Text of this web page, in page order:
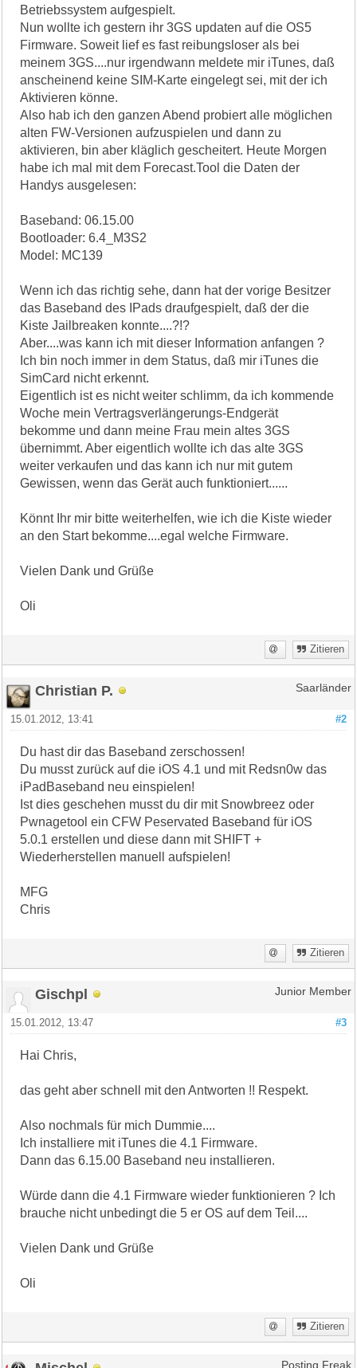
Betriebssystem aufgespielt.
Nun wollte ich gestern ihr 3GS updaten auf die OS5
Firmware. Soweit lief es fast reibungsloser als bei
meinem 3GS....nur irgendwann meldete mir iTunes, daß
anscheinend keine SIM-Karte eingelegt sei, mit der ich
Aktivieren könne.
Also hab ich den ganzen Abend probiert alle möglichen
alten FW-Versionen aufzuspielen und dann zu
aktivieren, bin aber kläglich gescheitert. Heute Morgen
habe ich mal mit dem Forecast.Tool die Daten der
Handys ausgelesen:
Baseband: 06.15.00
Bootloader: 6.4_M3S2
Model: MC139
Wenn ich das richtig sehe, dann hat der vorige Besitzer
das Baseband des IPads draufgespielt, daß der die
Kiste Jailbreaken konnte....?!?
Aber....was kann ich mit dieser Information anfangen ?
Ich bin noch immer in dem Status, daß mir iTunes die
SimCard nicht erkennt.
Eigentlich ist es nicht weiter schlimm, da ich kommende
Woche mein Vertragsverlängerungs-Endgerät
bekomme und dann meine Frau mein altes 3GS
übernimmt. Aber eigentlich wollte ich das alte 3GS
weiter verkaufen und das kann ich nur mit gutem
Gewissen, wenn das Gerät auch funktioniert......
Könnt Ihr mir bitte weiterhelfen, wie ich die Kiste wieder
an den Start bekomme....egal welche Firmware.
Vielen Dank und Grüße
Oli
Zitieren
Christian P. Saarländer
#2
15.01.2012, 13:41
Du hast dir das Baseband zerschossen!
Du musst zurück auf die iOS 4.1 und mit Redsn0w das
iPadBaseband neu einspielen!
Ist dies geschehen musst du dir mit Snowbreez oder
Pwnagetool ein CFW Peservated Baseband für iOS
5.0.1 erstellen und diese dann mit SHIFT +
Wiederherstellen manuell aufspielen!
MFG
Chris
Zitieren
Gischpl Junior Member
#3
15.01.2012, 13:47
Hai Chris,
das geht aber schnell mit den Antworten !! Respekt.
Also nochmals für mich Dummie....
Ich installiere mit iTunes die 4.1 Firmware.
Dann das 6.15.00 Baseband neu installieren.
Würde dann die 4.1 Firmware wieder funktionieren ? Ich
brauche nicht unbedingt die 5 er OS auf dem Teil....
Vielen Dank und Grüße
Oli
Zitieren
Posting Freak